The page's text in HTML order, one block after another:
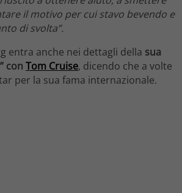
il motivo per cui stavo bevendo e
di svolta”.
entra anche nei dettagli della sua
con Tom Cruise, dicendo che a volte
per la sua fama internazionale.